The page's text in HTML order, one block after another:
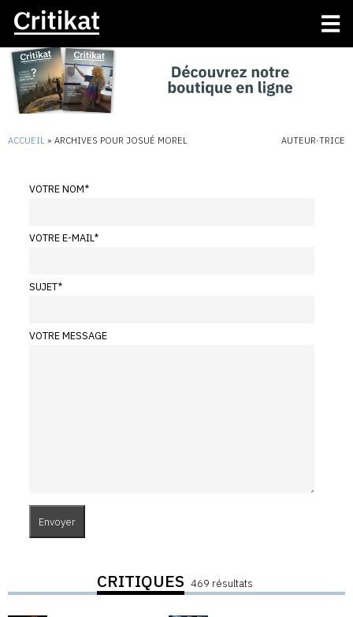
ACCUEIL » ARCHIVES POUR JOSUÉ MOREL AUTEUR·TRICE
VOTRE NOM*
VOTRE E-MAIL*
SUJET*
VOTRE MESSAGE
CRITIQUES 469 résultats